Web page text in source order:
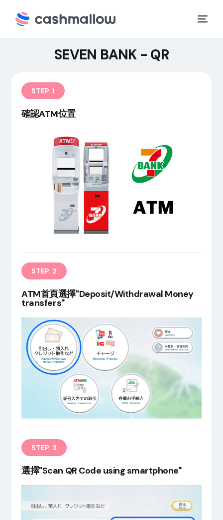
SEVEN BANK - QR
STEP. 1
確認ATM位置
STEP. 2
ATM首頁選擇"Deposit/Withdrawal Money
transfers"
STEP. 3
選擇"Scan QR Code using smartphone"